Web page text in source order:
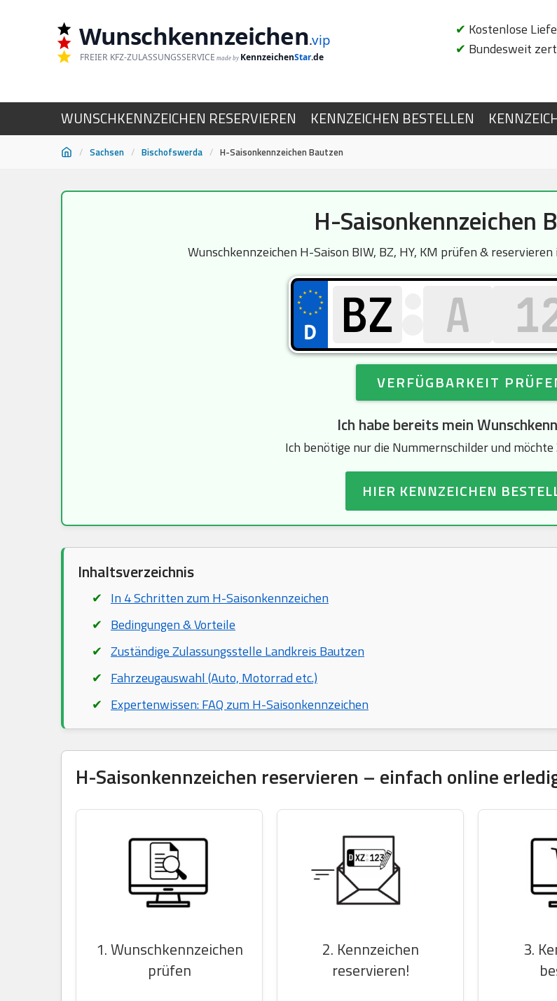
Wunschkennzeichen.vip
FREIER KFZ-ZULASSUNGSSERVICE made by KennzeichenStar.de
✔ Kostenlose
✔ Bundesweit
WUNSCHKENNZEICHEN RESERVIEREN KENNZEICHEN BESTELLEN
/ Sachsen / Bischofswerda / H-Saisonkennzeichen Bautzen
H-Saisonkennzeichen
Wunschkennzeichen H-Saison BIW, BZ, HY, KM prüfen &
VERFÜGBARKEIT
Ich habe bereits mein
Ich benötige nur die Nummernschilder und
HIER KENNZEICHEN
Inhaltsverzeichnis
In 4 Schritten zum H-Saisonkennzeichen
Bedingungen & Vorteile
Zuständige Zulassungsstelle Landkreis Bautzen
Fahrzeugauswahl (Auto, Motorrad etc.)
Expertenwissen: FAQ zum H-Saisonkennzeichen
H-Saisonkennzeichen reservieren – einfach online
1. Wunschkennzeichen
prüfen
2. Kennzeichen
reservieren!
3.